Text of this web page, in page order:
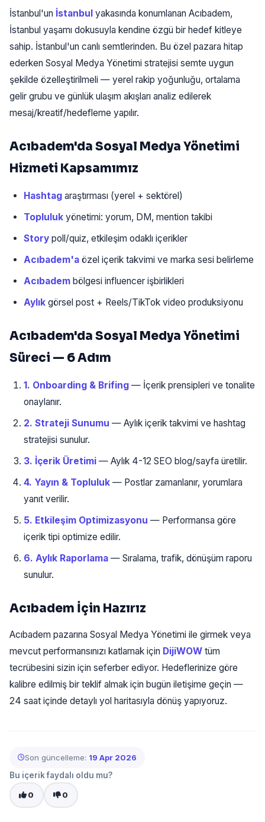
İstanbul'un İstanbul yakasında konumlanan Acıbadem,
İstanbul yaşamı dokusuyla kendine özgü bir hedef kitleye
sahip. İstanbul'un canlı semtlerinden. Bu özel pazara hitap
ederken Sosyal Medya Yönetimi stratejisi semte uygun
şekilde özelleştirilmeli — yerel rakip yoğunluğu, ortalama
gelir grubu ve günlük ulaşım akışları analiz edilerek
mesaj/kreatif/hedefleme yapılır.
Acıbadem'da Sosyal Medya Yönetimi
Hizmeti Kapsamımız
Hashtag araştırması (yerel + sektörel)
Topluluk yönetimi: yorum, DM, mention takibi
Story poll/quiz, etkileşim odaklı içerikler
Acıbadem'a özel içerik takvimi ve marka sesi belirleme
Acıbadem bölgesi influencer işbirlikleri
Aylık görsel post + Reels/TikTok video produksiyonu
Acıbadem'da Sosyal Medya Yönetimi
Süreci — 6 Adım
1. Onboarding & Brifing — İçerik prensipleri ve tonalite
onaylanır.
2. Strateji Sunumu — Aylık içerik takvimi ve hashtag
stratejisi sunulur.
3. İçerik Üretimi — Aylık 4-12 SEO blog/sayfa üretilir.
4. Yayın & Topluluk — Postlar zamanlanır, yorumlara
yanıt verilir.
5. Etkileşim Optimizasyonu — Performansa göre
içerik tipi optimize edilir.
6. Aylık Raporlama — Sıralama, trafik, dönüşüm raporu
sunulur.
Acıbadem İçin Hazırız
Acıbadem pazarına Sosyal Medya Yönetimi ile girmek veya
mevcut performansınızı katlamak için DijiWOW tüm
tecrübesini sizin için seferber ediyor. Hedeflerinize göre
kalibre edilmiş bir teklif almak için bugün iletişime geçin —
24 saat içinde detaylı yol haritasıyla dönüş yapıyoruz.
Son güncelleme: 19 Apr 2026
Bu içerik faydalı oldu mu?
0 0